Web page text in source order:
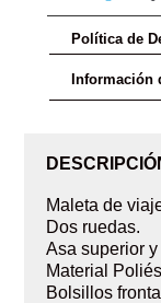
Política de
Información
Maleta de
Dos ruedas.
Asa superior y
Material
Bolsillos